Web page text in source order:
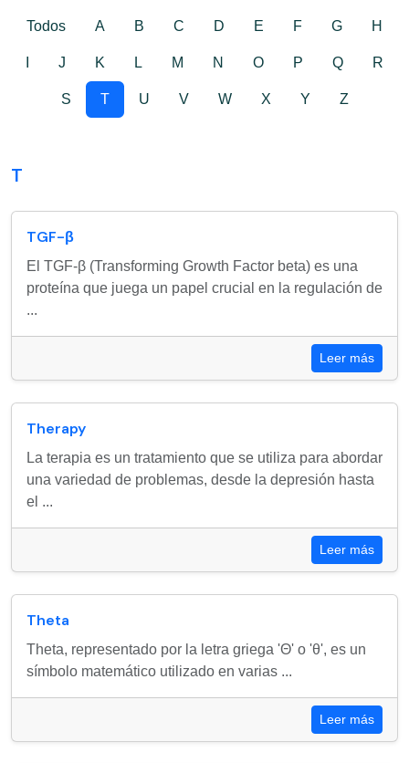
Todos A B C D E F G H
J K L M N O P Q R
S T U V W X Y Z
T
TGF-β
El TGF-β (Transforming Growth Factor beta) es una
proteína que juega un papel crucial en la regulación de
...
Leer más
Therapy
La terapia es un tratamiento que se utiliza para abordar
una variedad de problemas, desde la depresión hasta
el ...
Leer más
Theta
Theta, representado por la letra griega 'Θ' o 'θ', es un
símbolo matemático utilizado en varias ...
Leer más